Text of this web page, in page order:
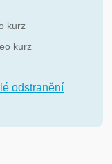
kurz
kurz
odstranění